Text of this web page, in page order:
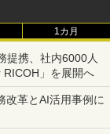
1カ月
提携、社内6000人
」を展開へ
改革とAI活用事例に